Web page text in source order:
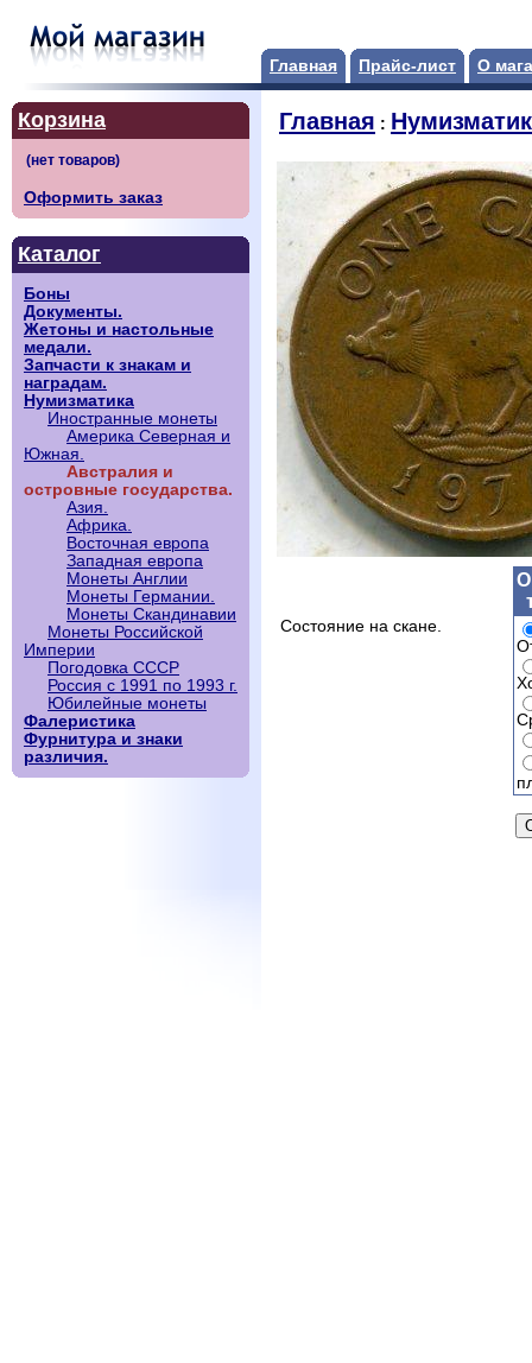
Главная Прайс-лист О
Корзина
Оформить заказ
Каталог
Боны
Документы.
Жетоны и настольные
медали.
Запчасти к знакам и
наградам.
Нумизматика
Иностранные монеты
Америка Северная и
Южная.
Австралия и
островные государства.
Азия.
Африка.
Восточная европа
Западная европа
Монеты Англии
Монеты Германии.
Монеты Скандинавии
Монеты Российской
Империи
Погодовка СССР
Россия с 1991 по 1993 г.
Юбилейные монеты
Фалеристика
Фурнитура и знаки
различия.
Главная :
Состояние на скане.